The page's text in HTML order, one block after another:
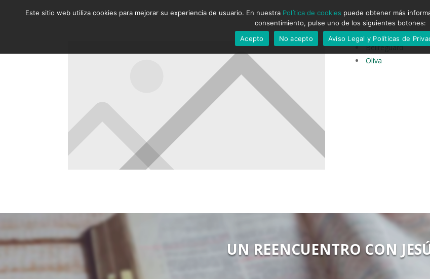
Bellreguard
Oliva
UN REENCUENTRO CON
Este sitio web utiliza cookies para mejorar su experiencia de usuario. En nuestra Política de cookies puede obtener más
consentimiento, pulse uno de los siguientes botones:
Acepto
No acepto Aviso Legal y Políticas de